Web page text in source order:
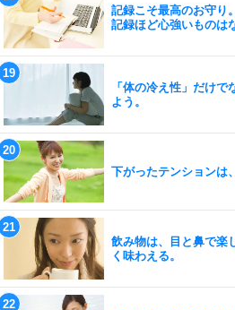
記録こそ最高のお守り。
記録ほど心強いものは
「体の冷え性」だけ
よう。
下がったテンションは
飲み物は、目と鼻で楽
く味わえる。